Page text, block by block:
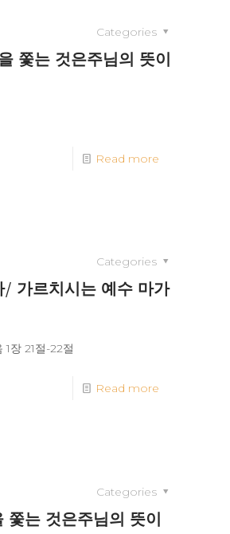
Categories
쫓는 것은주님의 뜻이
Read more
Categories
가르치시는 예수 마가
장 21절-22절
Read more
Categories
는 것은주님의 뜻이